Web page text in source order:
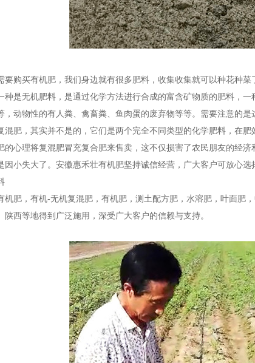
要购买有机肥，我们身边就有很多肥料，收集收集就可以种花种
种是无机肥料，是通过化学方法进行合成的富含矿物质的肥料，
，动物性的有人粪、禽畜粪、鱼肉蛋的废弃物等等。需要注意的是
混肥，其实并不是的，它们是两个完全不同类型的化学肥料，在
的心理将复混肥冒充复合肥来售卖，这不仅损害了农民朋友的经
因小失大了。安徽惠禾壮有机肥坚持诚信经营，广大客户可放心选
机肥，有机-无机复混肥，有机肥，测土配方肥，水溶肥，叶面肥
西等地得到广泛施用，深受广大客户的信赖与支持。